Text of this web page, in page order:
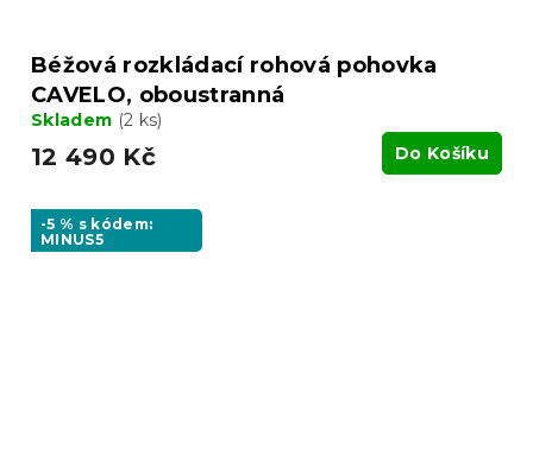
Béžová rozkládací rohová pohovka
CAVELO, oboustranná
Skladem (2 ks)
12 490 Kč Do Košíku
-5 % s kódem:
MINUS5